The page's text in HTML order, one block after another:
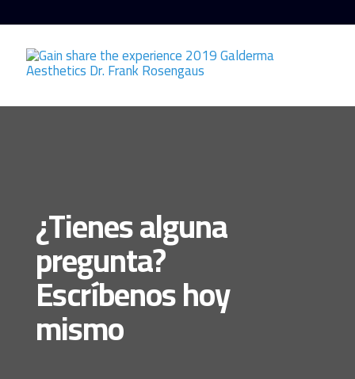
¿Tienes alguna
pregunta?
Escríbenos hoy
mismo